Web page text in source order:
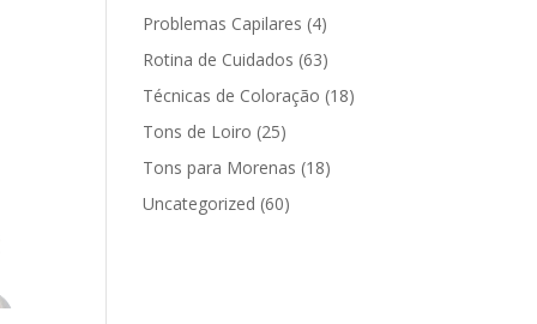
Problemas Capilares (4)
Rotina de Cuidados (63)
Técnicas de Coloração (18)
Tons de Loiro (25)
Tons para Morenas (18)
Uncategorized (60)